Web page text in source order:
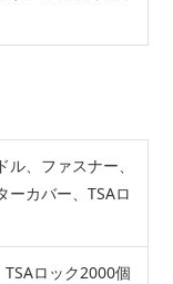
、ファスナー、
ーカバー、TSAロ
ロック2000個